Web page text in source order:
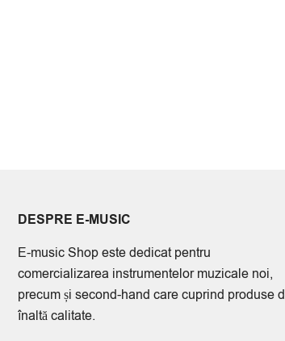
DESPRE E-MUSIC
E-music Shop este dedicat pentru
comercializarea instrumentelor muzicale noi,
precum și second-hand care cuprind produse
înaltă calitate.